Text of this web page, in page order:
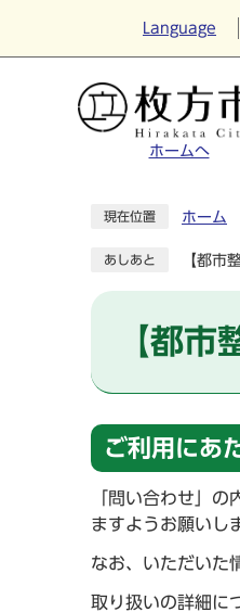
Language
ホームへ
現在位置 ホーム
あしあと 【都市
【都
ご利用にあ
「問い合わせ」
ますようお願いし
なお、いただいた
取り扱いの詳細に